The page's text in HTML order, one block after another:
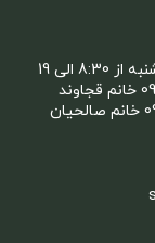
الی 19